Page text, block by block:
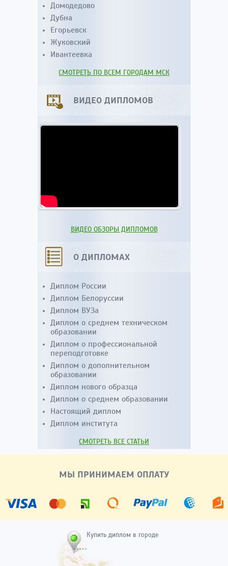
Домодедово
Дубна
Егорьевск
Жуковский
Ивантеевка
СМОТРЕТЬ ПО ВСЕМ ГОРОДАМ МСК
ВИДЕО ДИПЛОМОВ
ВИДЕО ОБЗОРЫ ДИПЛОМОВ
О ДИПЛОМАХ
Диплом России
Диплом Белоруссии
Диплом ВУЗа
Диплом о среднем техническом
образовании
Диплом о профессиональной
переподготовке
Диплом о дополнительном
образовании
Диплом нового образца
Диплом о среднем образовании
Настоящий диплом
Диплом института
СМОТРЕТЬ ВСЕ СТАТЬИ
МЫ ПРИНИМАЕМ ОПЛАТУ
Купить диплом в городе